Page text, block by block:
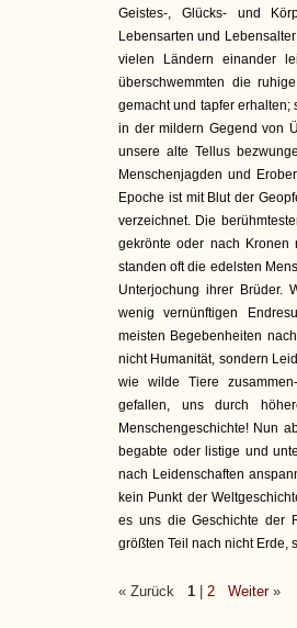
Geistes-, Glücks- und
Lebensarten und
vielen Ländern einander
überschwemmten die
gemacht und tapfer erhalten;
in der mildern Gegend von
unsere alte Tellus
Menschenjagden und
Epoche ist mit Blut der
verzeichnet. Die
gekrönte oder nach
standen oft die edelsten
Unterjochung ihrer Brüder.
wenig vernünftigen
meisten Begebenheiten
nicht Humanität, sondern
wie wilde Tiere
gefallen, uns durch
Menschengeschichte! Nun
begabte oder listige und
nach Leidenschaften
kein Punkt der
es uns die Geschichte der
größten Teil nach nicht Erde,
« Zurück 1 2 Weiter»